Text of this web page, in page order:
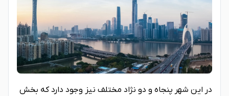
در این شهر پنجاه و دو نژاد مختلف نیز وجود دارد که بخش